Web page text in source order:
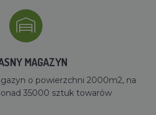
MAGAZYN
o powierzchni 2000m2, na
35000 sztuk towarów